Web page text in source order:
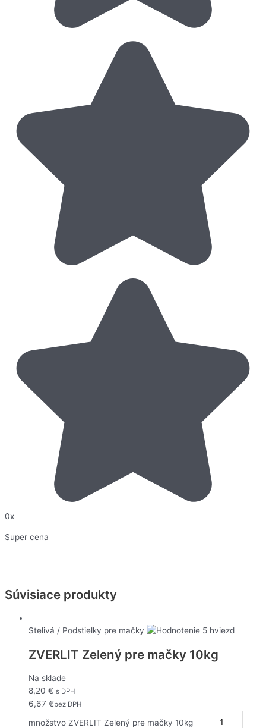
0x
Super cena
Súvisiace produkty
Stelivá / Podstielky pre mačky
ZVERLIT Zelený pre mačky 10kg
Na sklade
8,20 € s DPH
6,67 €bez DPH
množstvo ZVERLIT Zelený pre mačky 10kg